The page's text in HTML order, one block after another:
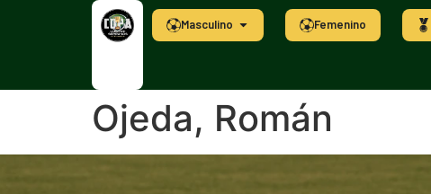
Masculino Femenino
Ojeda, Román